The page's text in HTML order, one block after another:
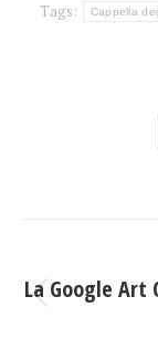
Tags:
Cappella
tra
La Google Art